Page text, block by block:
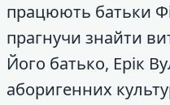
працюють батьки
прагнучи знайти
Його батько, Ерік
аборигенних